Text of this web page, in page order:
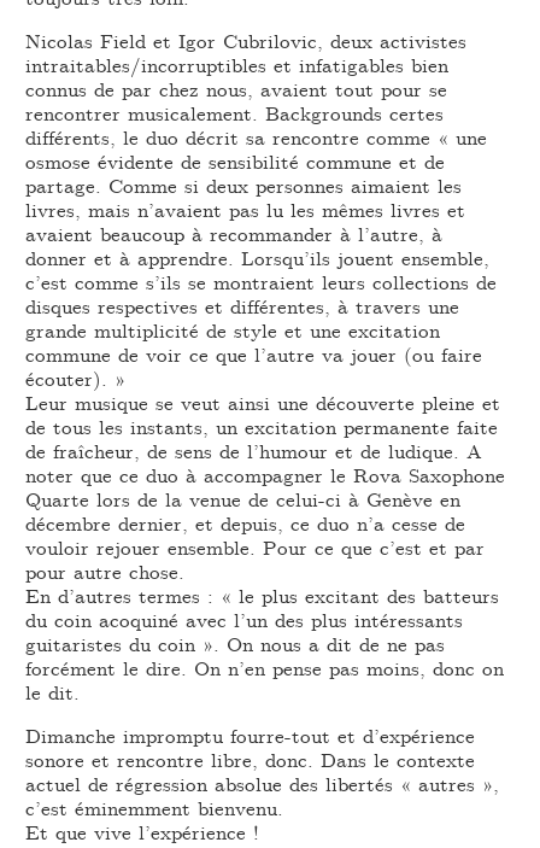
Nicolas Field et Igor Cubrilovic, deux activistes
intraitables/incorruptibles et infatigables bien
connus de par chez nous, avaient tout pour se
rencontrer musicalement. Backgrounds certes
différents, le duo décrit sa rencontre comme « une
osmose évidente de sensibilité commune et de
partage. Comme si deux personnes aimaient les
livres, mais n’avaient pas lu les mêmes livres et
avaient beaucoup à recommander à l’autre, à
donner et à apprendre. Lorsqu’ils jouent ensemble,
c’est comme s’ils se montraient leurs collections de
disques respectives et différentes, à travers une
grande multiplicité de style et une excitation
commune de voir ce que l’autre va jouer (ou faire
écouter). »
Leur musique se veut ainsi une découverte pleine et
de tous les instants, un excitation permanente faite
de fraîcheur, de sens de l’humour et de ludique. A
noter que ce duo à accompagner le Rova Saxophone
Quarte lors de la venue de celui-ci à Genève en
décembre dernier, et depuis, ce duo n’a cesse de
vouloir rejouer ensemble. Pour ce que c’est et par
pour autre chose.
En d’autres termes : « le plus excitant des batteurs
du coin acoquiné avec l’un des plus intéressants
guitaristes du coin ». On nous a dit de ne pas
forcément le dire. On n’en pense pas moins, donc on
le dit.
Dimanche impromptu fourre-tout et d’expérience
sonore et rencontre libre, donc. Dans le contexte
actuel de régression absolue des libertés « autres »,
c’est éminemment bienvenu.
Et que vive l’expérience !